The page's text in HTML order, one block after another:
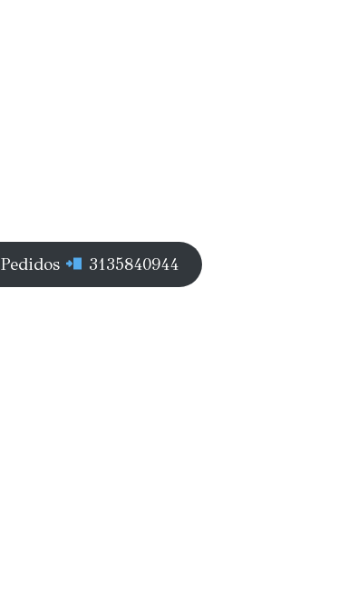
Pedidos 3135840944